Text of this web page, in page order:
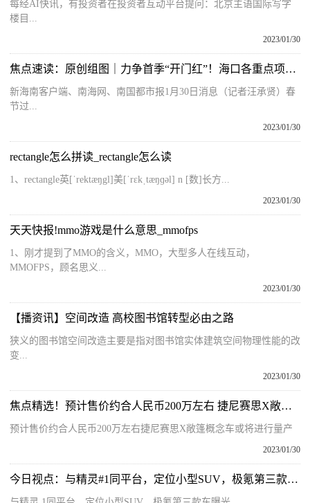
每经AI快讯，有投资者在投资者互动平台提问：北京主语国际写字
楼目...
2023/01/30
焦点速读：原创组图｜力争首季“开门红”！海口各重点项目铆足劲头开工忙
新海南客户端、南海网、南国都市报1月30日消息（记者汪承贤）春
节过...
2023/01/30
rectangle怎么拼读_rectangle怎么读
1、rectangle英[ˈrektæŋgl]美[ˈrɛkˌtæŋɡəl] n [数]长方...
2023/01/30
天天快报!mmo游戏是什么意思_mmofps
1、刚才提到了MMO的含义，MMO，大型多人在线互动，
MMOFPS，顾名思义...
2023/01/30
【播资讯】空间改造 高校图书馆转型必由之路
狭义的图书馆空间改造主要是指对图书馆实体建筑空间物理性能的改
变...
2023/01/30
焦点精选！预计售价约合人民币200万左右 捷尼赛思X敞篷概念车或将进行量产
预计售价约合人民币200万左右捷尼赛思X敞篷概念车或将进行量产
2023/01/30
今日视点：与精灵#1同平台，定位小型SUV，极氪第三款车曝光